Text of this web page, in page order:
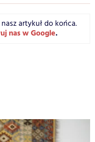
artykuł do końca.
nas w Google.